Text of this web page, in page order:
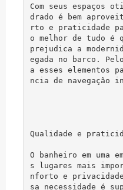
Com seus espaços
drado é bem
rto e praticidade
o melhor de tudo é
prejudica a
egada no barco.
a esses elementos
ncia de navegação
Qualidade e
O banheiro em uma
s lugares mais
nforto e
sa necessidade é